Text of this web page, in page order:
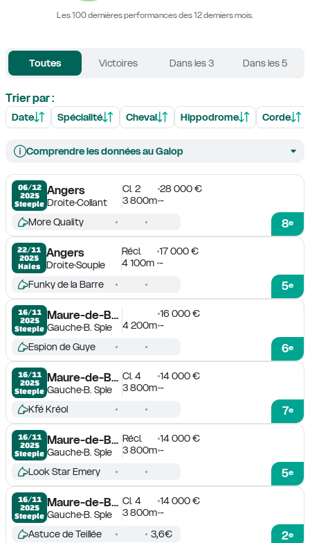
Les 100 dernières performances des 12 derniers mois.
Toutes Victoires Dans les 3 Dans les 5
Trier par :
Date Spécialité Cheval Hippodrome Corde
Comprendre les données au Galop
06/12
2025
Steeple
Angers
DroiteCollant
Cl. 2
28 000 €
3 800m -
8e
More Quality
22/11
2025
Haies
Angers
DroiteSouple
Récl.
17 000 €
4 100m -
5e
Funky de la Barre
16/11
2025
Steeple
Maure-de-Bretagne
GaucheB. Sple
16 000 €
4 200m -
6e
Espion de Guye
16/11
2025
Steeple
Maure-de-Bretagne
GaucheB. Sple
Cl. 4
14 000 €
3 800m -
7e
Kfé Kréol
16/11
2025
Steeple
Maure-de-Bretagne
GaucheB. Sple
Récl.
14 000 €
3 800m -
5e
Look Star Emery
16/11
2025
Steeple
Maure-de-Bretagne
GaucheB. Sple
Cl. 4
14 000 €
3 800m -
2e
Astuce de Teillée 3,6€